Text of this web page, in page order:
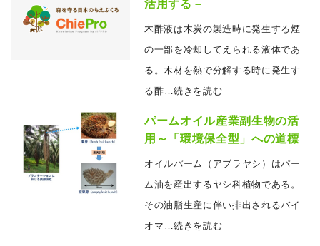
活用する－
木酢液は木炭の製造時に発生する煙
の一部を冷却してえられる液体であ
る。木材を熱で分解する時に発生す
る酢 …続きを読む
パームオイル産業副生物の活
用～「環境保全型」への道標
オイルパーム（アブラヤシ）はパー
ム油を産出するヤシ科植物である。
その油脂生産に伴い排出されるバイ
オマ …続きを読む